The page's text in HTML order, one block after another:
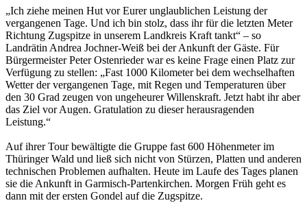
„Ich ziehe meinen Hut vor Eurer unglaublichen Leistung der
vergangenen Tage. Und ich bin stolz, dass ihr für die letzten Meter
Richtung Zugspitze in unserem Landkreis Kraft tankt“ – so
Landrätin Andrea Jochner-Weiß bei der Ankunft der Gäste. Für
Bürgermeister Peter Ostenrieder war es keine Frage einen Platz zur
Verfügung zu stellen: „Fast 1000 Kilometer bei dem wechselhaften
Wetter der vergangenen Tage, mit Regen und Temperaturen über
den 30 Grad zeugen von ungeheurer Willenskraft. Jetzt habt ihr aber
das Ziel vor Augen. Gratulation zu dieser herausragenden
Leistung.“
Auf ihrer Tour bewältigte die Gruppe fast 600 Höhenmeter im
Thüringer Wald und ließ sich nicht von Stürzen, Platten und anderen
technischen Problemen aufhalten. Heute im Laufe des Tages planen
sie die Ankunft in Garmisch-Partenkirchen. Morgen Früh geht es
dann mit der ersten Gondel auf die Zugspitze.